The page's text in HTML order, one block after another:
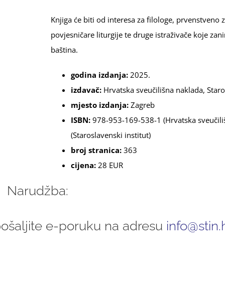
Knjiga će biti od interesa za filologe, prvenstveno
povjesničare liturgije te druge istraživače koje
baština.
godina izdanja:2025.
izdavač:Hrvatska sveučilišna naklada,
mjesto izdanja:Zagreb
ISBN:978-953-169-538-1 (Hrvatska
(Staroslavenski institut)
broj stranica:363
cijena:28 EUR
Narudžba:
e-poruku na adresu